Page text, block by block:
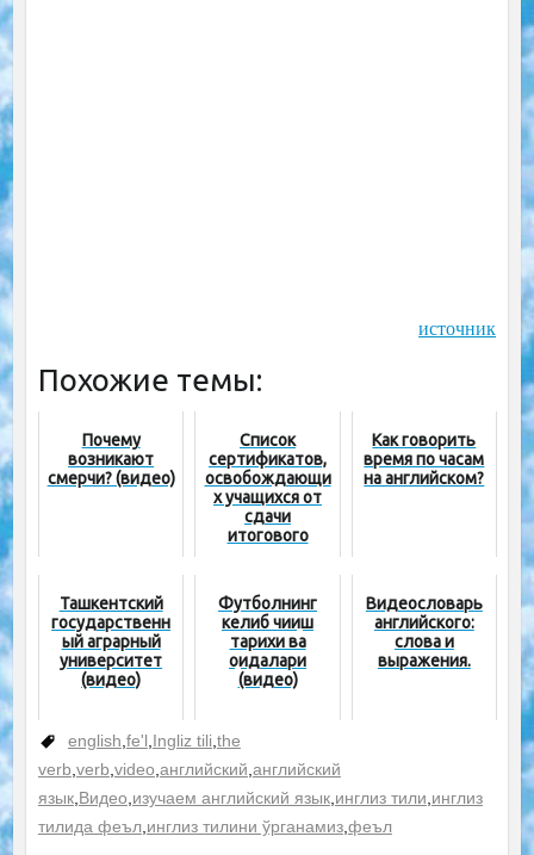
источник
Похожие темы:
Почему
возникают
смерчи? (видео)
Список
сертификатов,
освобождающи
х учащихся от
сдачи
итогового
ему предмету
Как говорить
время по часам
на английском?
Ташкентский
государственн
ый аграрный
университет
(видео)
Футболнинг
келиб чиқиш
тарихи ва
қоидалари
(видео)
Видеословарь
английского:
слова и
выражения.
english fe'l Ingliz tili the
verb verb video английский английский
язык, Видео изучаем английский язык, инглиз тили инглиз
тилида феъл, инглиз тилини ўрганамиз, феъл